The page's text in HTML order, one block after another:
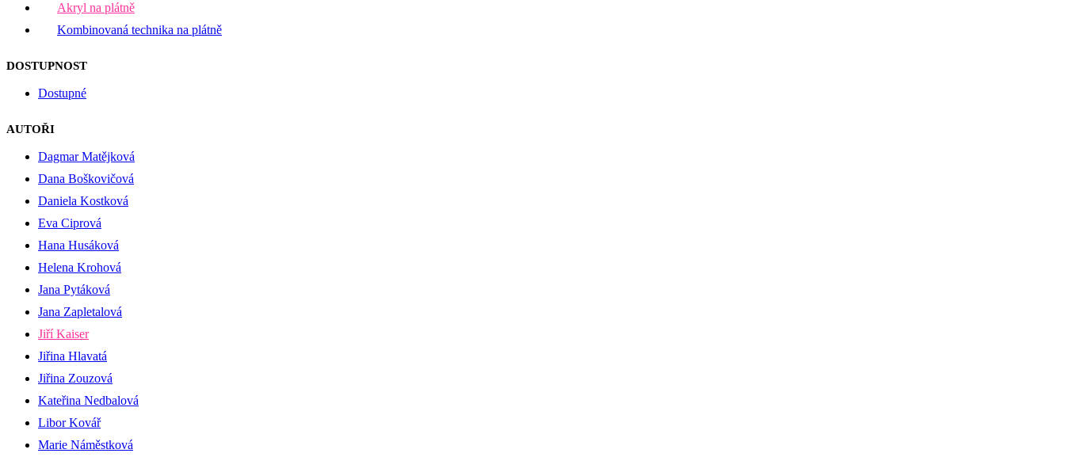
Akryl na plátně
Kombinovaná technika na plátně
DOSTUPNOST
Dostupné
AUTOŘI
Dagmar Matějková
Dana Boškovičová
Daniela Kostková
Eva Ciprová
Hana Husáková
Helena Krohová
Jana Pytáková
Jana Zapletalová
Jiří Kaiser
Jiřina Hlavatá
Jiřina Zouzová
Kateřina Nedbalová
Libor Kovář
Marie Náměstková